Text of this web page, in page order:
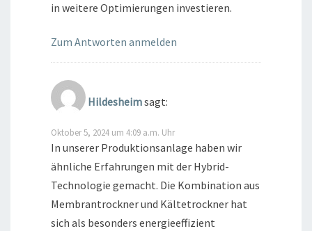
in weitere Optimierungen investieren.
Zum Antworten anmelden
Hildesheimsagt:
Oktober 5, 2024 um 4:09 a.m. Uhr
In unserer Produktionsanlage haben wir
ähnliche Erfahrungen mit der Hybrid-
Technologie gemacht. Die Kombination aus
Membrantrockner und Kältetrockner hat
sich als besonders energieeffizient